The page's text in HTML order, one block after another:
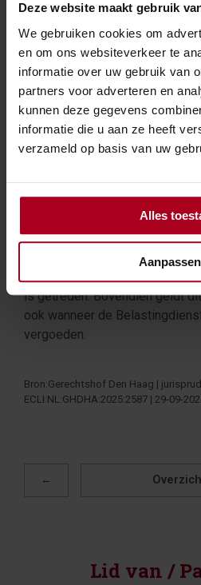
Deze website maakt gebruik
We gebruiken cookies om
en om ons websiteverkeer te
informatie over uw gebruik van
partners voor adverteren en
kunnen deze gegevens
informatie die u aan ze heeft
verzameld op basis van uw
Alles
Aanpassen
situatie voor 2021. De man
geen specifiek verzoek tot
ingediend. Het is de
om de voorlopige aanslag te
nodig aan te passen.
Rente te hoog?
Ook het argument van de man
wordt door het hof verworpen.
het percentage is vastgesteld
het daarop gebaseerde
ruime beoordelingsmarge en
niet dusdanig hoog dat de
is getreden. Bovendien geldt
ook wanneer de
vergoeden.
Bron:Gerechtshof Den Haag |
ECLI:NL:GHDHA:2025:2587 | 29-09-
←
Lid van /